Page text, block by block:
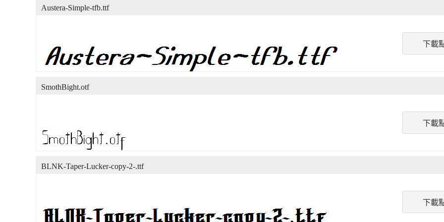
下載
Austera-Simple-tfb.ttf
下載
SmothBight.otf
下載
BLNK-Taper-Lucker-copy-2-.ttf